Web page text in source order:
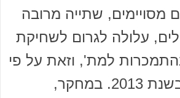
מסויימים, שתייה מרובה
עלולה לגרום לשחיקת
למת', וזאת על פי
מחקר שנערך בשנת 2013. במחקר,